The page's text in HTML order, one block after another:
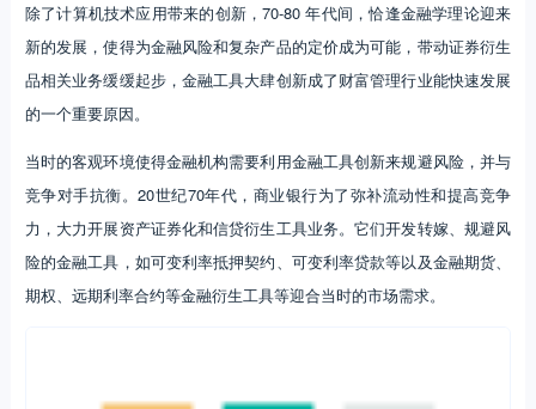
力，大力开展资产证券化和信贷衍生工具业务。它们开发转嫁、规避风
险的金融工具，如可变利率抵押契约、可变利率贷款等以及金融期货、
期权、远期利率合约等金融衍生工具等迎合当时的市场需求。